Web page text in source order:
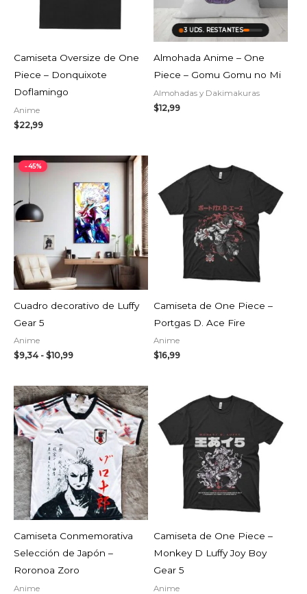
Camiseta Oversize de One
Piece – Donquixote
Doflamingo
Anime
$22,99
3 UDS. RESTANTES
Almohada Anime – One
Piece – Gomu Gomu no Mi
Almohadas y Dakimakuras
$12,99
-45%
AGOTADO
Cuadro decorativo de Luffy
Gear 5
Anime
$9,34 - $10,99
precios:
desde
$9,34
hasta
$10,99
Camiseta de One Piece –
Portgas D. Ace Fire
Anime
$16,99
Camiseta Conmemorativa
Selección de Japón –
Roronoa Zoro
Anime
Camiseta de One Piece –
Monkey D Luffy Joy Boy
Gear 5
Anime